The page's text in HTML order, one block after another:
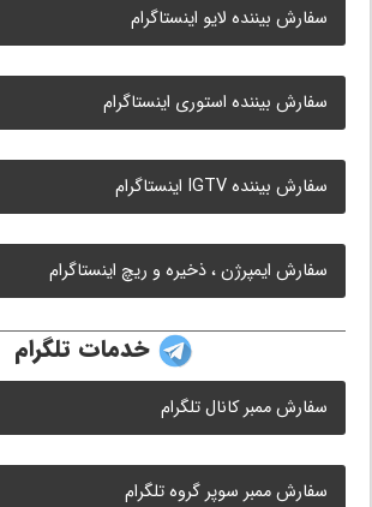
سفارش بیننده لایو اینستاگرام
سفارش بیننده استوری اینستاگرام
سفارش بیننده IGTV اینستاگرام
سفارش ایمپرژن ، ذخیره و ریچ اینستاگرام
خدمات تلگرام
سفارش ممبر کانال تلگرام
سفارش ممبر سوپر گروه تلگرام